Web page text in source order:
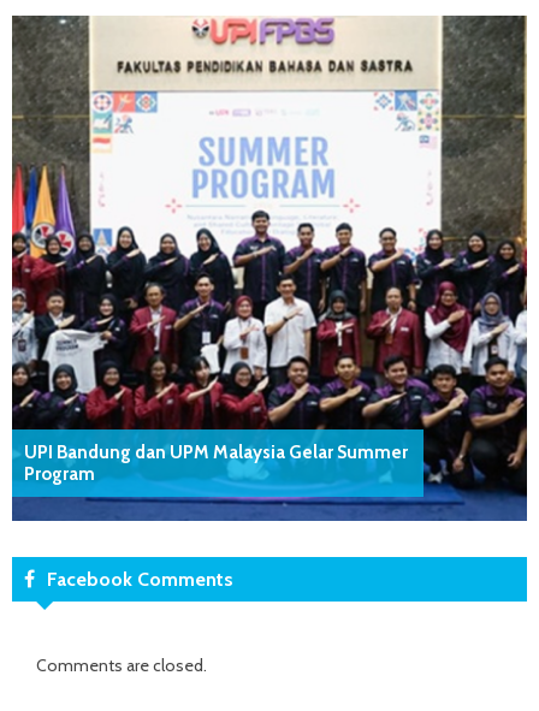
UPI Bandung dan UPM Malaysia Gelar Summer
Program
Facebook Comments
Comments are closed.